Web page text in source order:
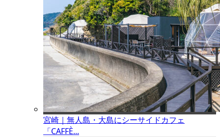
宮崎｜無人島・大島にシーサイドカフェ
「CAFFÈ...